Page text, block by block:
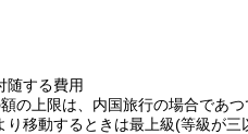
随する費用
の上限は、内国旅行の場合であ
移動するときは最上級(等級が三